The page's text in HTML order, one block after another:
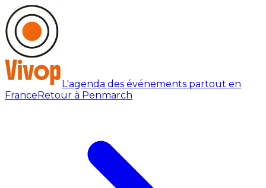
L'agenda des événements partout en
FranceRetour à Penmarch